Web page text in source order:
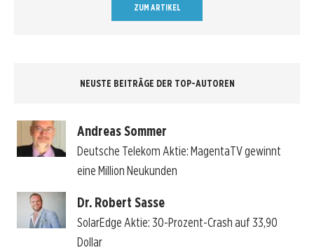
ZUM ARTIKEL
NEUSTE BEITRÄGE DER TOP-AUTOREN
Andreas Sommer
Deutsche Telekom Aktie: MagentaTV gewinnt
eine Million Neukunden
Dr. Robert Sasse
SolarEdge Aktie: 30-Prozent-Crash auf 33,90
Dollar